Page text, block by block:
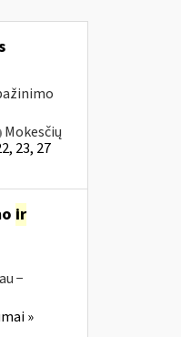
Mokesčių
23, 27
ir
−
»